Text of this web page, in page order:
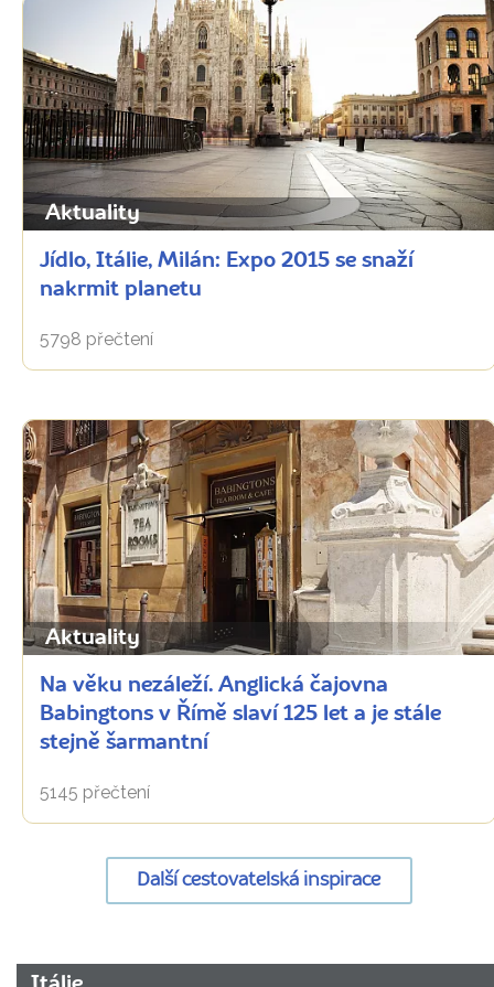
Aktuality
Jídlo, Itálie, Milán: Expo 2015 se snaží
nakrmit planetu
5798 přečtení
Aktuality
Na věku nezáleží. Anglická čajovna
Babingtons v Římě slaví 125 let a je stále
stejně šarmantní
5145 přečtení
Další cestovatelská inspirace
URL